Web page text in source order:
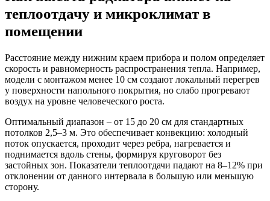
теплоотдачу и микроклимат в
помещении
Расстояние между нижним краем прибора и полом определяет
скорость и равномерность распространения тепла. Например,
модели с монтажом менее 10 см создают локальный перегрев
у поверхности напольного покрытия, но слабо прогревают
воздух на уровне человеческого роста.
Оптимальный диапазон – от 15 до 20 см для стандартных
потолков 2,5–3 м. Это обеспечивает конвекцию: холодный
поток опускается, проходит через ребра, нагревается и
поднимается вдоль стены, формируя круговорот без
застойных зон. Показатели теплоотдачи падают на 8–12% при
отклонении от данного интервала в большую или меньшую
сторону.